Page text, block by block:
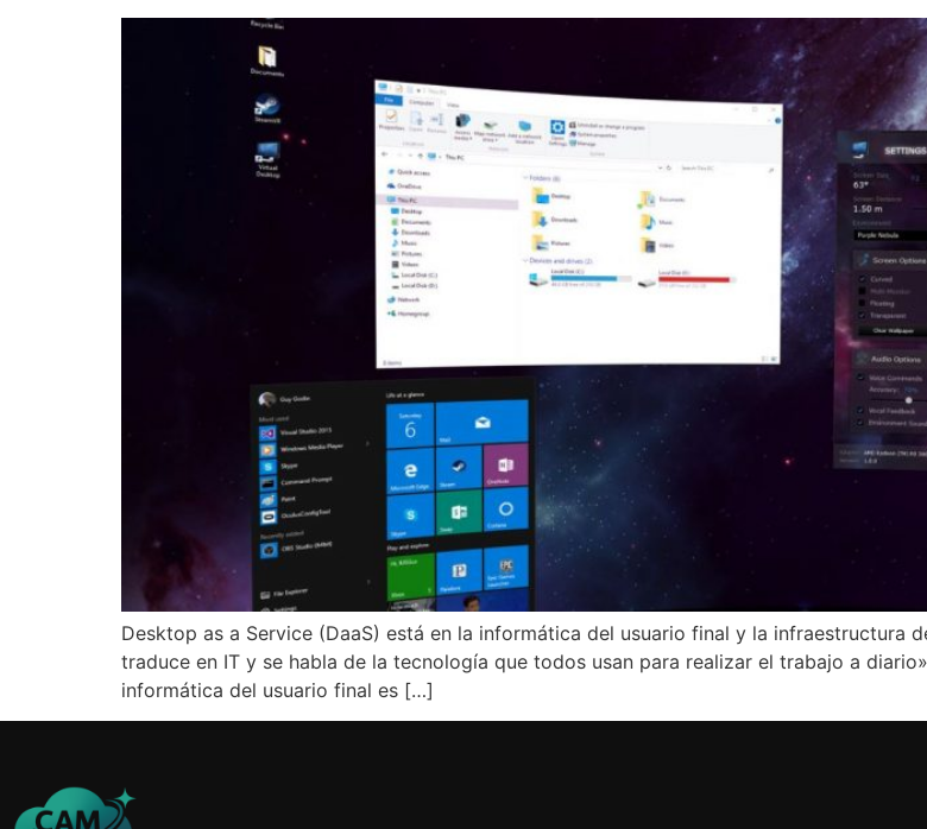
Desktop as a Service (DaaS) está en la informática del usuario final y la infraestructura
traduce en IT y se habla de la tecnología que todos usan para realizar el trabajo a
informática del usuario final es […]